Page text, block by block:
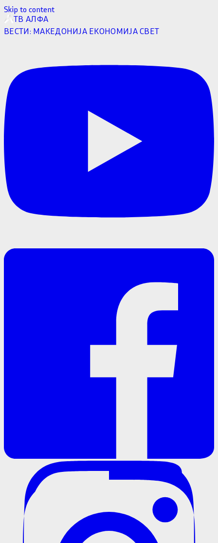
Skip to content
ТВ АЛФА
ВЕСТИ: МАКЕДОНИЈА ЕКОНОМИЈАСВЕТ